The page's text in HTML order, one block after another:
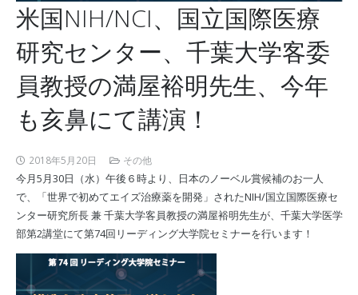
米国NIH/NCI、国立国際医療
研究センター、千葉大学客委
員教授の満屋裕明先生、今年
も亥鼻にて講演！
2018年5月20日 その他
今月5月30日（水）午後６時より、日本のノーベル賞候補のお一人
で、「世界で初めてエイズ治療薬を開発」されたNIH/国立国際医療セ
ンター研究所長 兼 千葉大学客員教授の満屋裕明先生が、千葉大学医学
部第2講堂にて第74回リーディング大学院セミナーを行います！